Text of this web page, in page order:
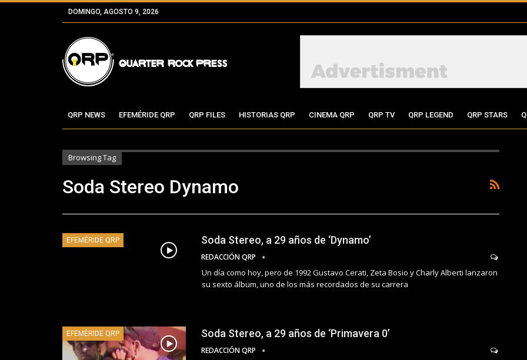
DOMINGO, AGOSTO 9, 2026
QRP NEWS EFEMÉRIDE QRP QRP FILES HISTORIAS QRP CINEMA QRP QRP TV QRP LEGEND QRP STARS
Browsing Tag
Soda Stereo Dynamo
EFEMÉRIDE QRP Soda Stereo, a 29 años de ‘Dynamo’
REDACCIÓN QRP
Un día como hoy, pero de 1992 Gustavo Cerati, Zeta Bosio y Charly Alberti lanzaron
su sexto álbum, uno de los más recordados de su carrera
EFEMÉRIDE QRP Soda Stereo, a 29 años de ‘Primavera 0’
REDACCIÓN QRP